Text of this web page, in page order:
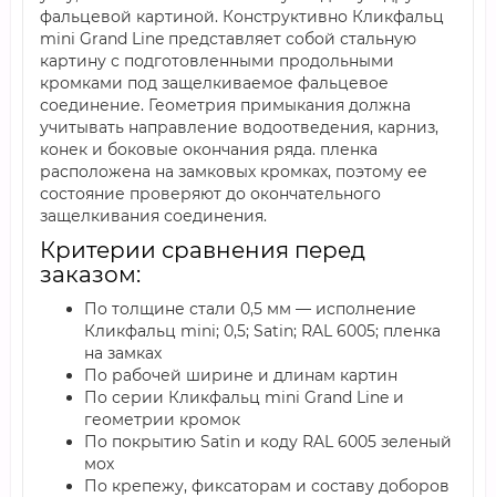
фальцевой картиной. Конструктивно Кликфальц
mini Grand Line представляет собой стальную
картину с подготовленными продольными
кромками под защелкиваемое фальцевое
соединение. Геометрия примыкания должна
учитывать направление водоотведения, карниз,
конек и боковые окончания ряда. пленка
расположена на замковых кромках, поэтому ее
состояние проверяют до окончательного
защелкивания соединения.
Критерии сравнения перед
заказом:
По толщине стали 0,5 мм — исполнение
Кликфальц mini; 0,5; Satin; RAL 6005; пленка
на замках
По рабочей ширине и длинам картин
По серии Кликфальц mini Grand Line и
геометрии кромок
По покрытию Satin и коду RAL 6005 зеленый
мох
По крепежу, фиксаторам и составу доборов